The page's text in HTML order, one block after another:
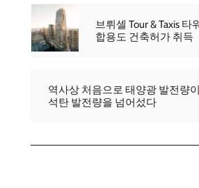
브뤼셀 Tour & Taxis 타
합용도 건축허가 취득
역사상 처음으로 태양광 발전량
석탄 발전량을 넘어섰다